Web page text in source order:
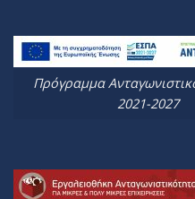
Πρόγραμμα
2021-2027